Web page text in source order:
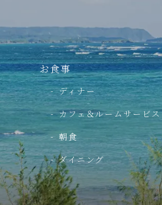
お食事
ディナー
カフェ＆ルームサービス
朝食
ダイニング